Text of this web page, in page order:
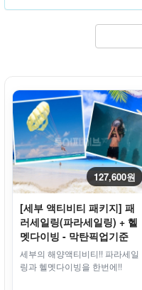
127,600원
[세부 액티비티 패키지] 패
러세일링(파라세일링) + 헬
멧다이빙 - 막탄픽업기준
세부의 해양액티비티!! 파라세일
링과 헬멧다이빙을 한번에!!